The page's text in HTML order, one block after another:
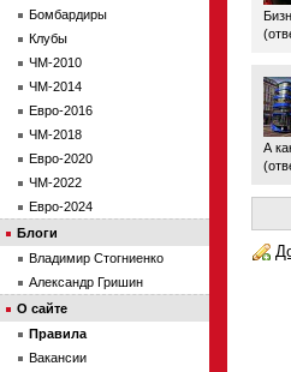
(
А
(
Бомбардиры
Клубы
ЧМ-2010
ЧМ-2014
Евро-2016
ЧМ-2018
Евро-2020
ЧМ-2022
Евро-2024
Блоги
Владимир Стогниенко
Александр Гришин
О сайте
Правила
Вакансии